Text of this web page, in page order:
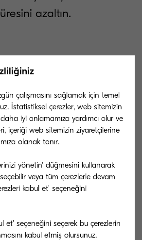
azaltın.
pencereli kullanıcı arayüzü, yazıcı
işleri için PPM'ye dayalı
yardımcı olmak için renkli
kapak sayfası içerir.
çalışmasını sağlamak için temel
İstatistiksel çerezler, web sitemizin
daha iyi anlamamıza yardımcı olur ve
içeriği web sitemizin ziyaretçilerine
olanak tanır.
yönetin' düğmesini kullanarak
veya tüm çerezlerle devam
kabul et' seçeneğini
et' seçeneğini seçerek bu çerezlerin
kabul etmiş olursunuz.